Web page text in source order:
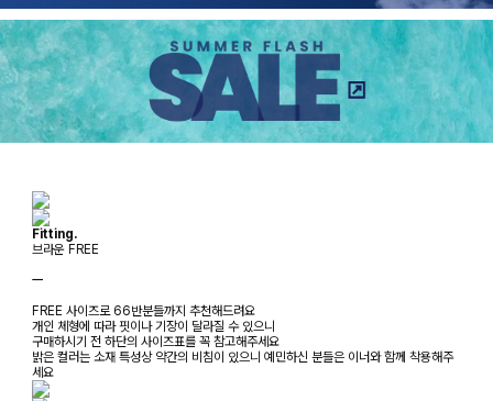
Fitting.
브라운 FREE
ㅡ
FREE 사이즈로 66반분들까지 추천해드려요
개인 체형에 따라 핏이나 기장이 달라질 수 있으니
구매하시기 전 하단의 사이즈표를 꼭 참고해주세요
밝은 컬러는 소재 특성상 약간의 비침이 있으니 예민하신 분들은 이너와 함께 착용해주
세요